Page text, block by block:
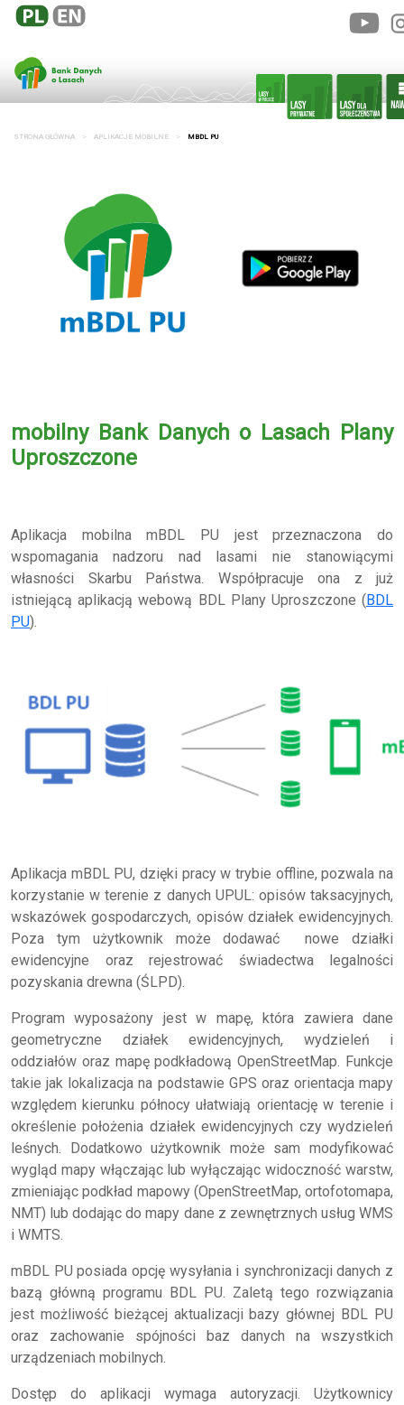
STRONA GŁÓWNA APLIKACJE MOBILNE MBDL PU
mobilny Bank Danych o Lasach Plany
Uproszczone
Aplikacja mobilna mBDL PU jest przeznaczona do
wspomagania nadzoru nad lasami nie stanowiącymi
własności Skarbu Państwa. Współpracuje ona z już
istniejącą aplikacją webową BDL Plany Uproszczone (BDL
PU).
Aplikacja mBDL PU, dzięki pracy w trybie offline, pozwala na
korzystanie w terenie z danych UPUL: opisów taksacyjnych,
wskazówek gospodarczych, opisów działek ewidencyjnych.
Poza tym użytkownik może dodawać nowe działki
ewidencyjne oraz rejestrować świadectwa legalności
pozyskania drewna (ŚLPD).
Program wyposażony jest w mapę, która zawiera dane
geometryczne działek ewidencyjnych, wydzieleń i
oddziałów oraz mapę podkładową OpenStreetMap. Funkcje
takie jak lokalizacja na podstawie GPS oraz orientacja mapy
względem kierunku północy ułatwiają orientację w terenie i
określenie położenia działek ewidencyjnych czy wydzieleń
leśnych. Dodatkowo użytkownik może sam modyfikować
wygląd mapy włączając lub wyłączając widoczność warstw,
zmieniając podkład mapowy (OpenStreetMap, ortofotomapa,
NMT) lub dodając do mapy dane z zewnętrznych usług WMS
i WMTS.
mBDL PU posiada opcję wysyłania i synchronizacji danych z
bazą główną programu BDL PU. Zaletą tego rozwiązania
jest możliwość bieżącej aktualizacji bazy głównej BDL PU
oraz zachowanie spójności baz danych na wszystkich
urządzeniach mobilnych.
Dostęp do aplikacji wymaga autoryzacji. Użytkownicy